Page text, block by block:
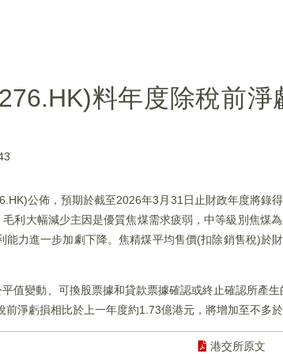
料年度​除稅前
公佈，預期於截至2026年3月31日止財政年度將
利大幅減少主因是優質焦煤需求疲弱，中等級別焦煤
能力進一步加劇下降。焦精煤平均售價(扣除銷售稅)於
值變動、可換股票據和貸款票據確認或終止確認所產
淨虧損相比於上一年度約1.73億港元，將增加至不多於
港交所原文